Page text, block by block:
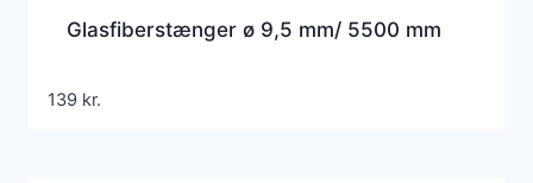
Glasfiberstænger ø 9,5 mm/ 5500 mm
139 kr.